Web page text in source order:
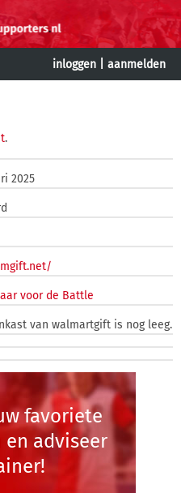
inloggen aanmelden
.
2025
voor de Battle
van walmartgift is nog leeg.
favoriete
adviseer